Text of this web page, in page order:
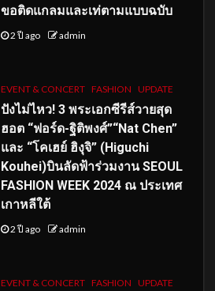
ขอติดแกลมและเท่ตามแบบฉบับ
2 ปี ago admin
EVENT & CONCERT FASHION UPDATE
ปังไม่ไหว! 3 พระเอกซีรีส์วายสุด
ฮอต “ฟอร์ด-ฐิติพงศ์”“Nat Chen”
และ “โคเฮย์ ฮิงุจิ” (Higuchi
Kouhei)บินลัดฟ้าร่วมงาน SEOUL
FASHION WEEK 2024 ณ ประเทศ
เกาหลีใต้
2 ปี ago admin
EVENT & CONCERT FASHION UPDATE